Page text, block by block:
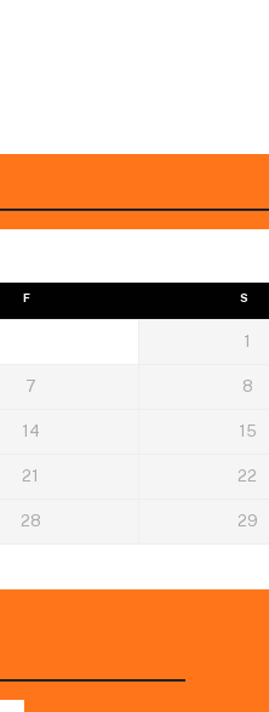
F S
1
7 8
14 15
21 22
28 29